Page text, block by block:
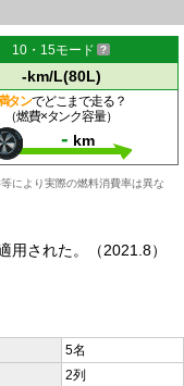
10・15モード
-km/L(80L)
タンでどこまで走る？
（燃費×タンク容量）
- km
により実際の燃料消費率は異な
用された。（2021.8）
5名
2列